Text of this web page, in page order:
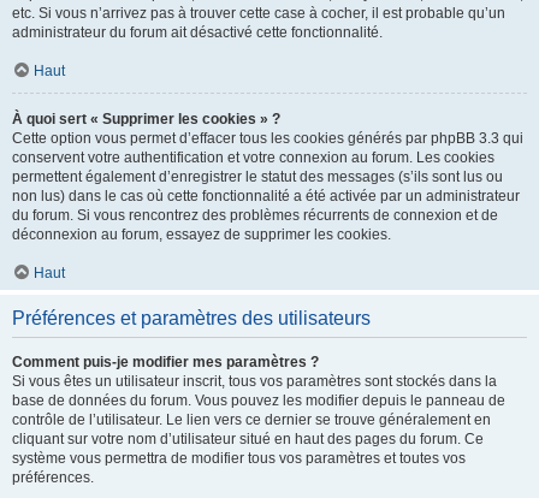
etc. Si vous n’arrivez pas à trouver cette case à cocher, il est probable qu’un
administrateur du forum ait désactivé cette fonctionnalité.
Haut
À quoi sert « Supprimer les cookies » ?
Cette option vous permet d’effacer tous les cookies générés par phpBB 3.3 qui
conservent votre authentification et votre connexion au forum. Les cookies
permettent également d’enregistrer le statut des messages (s’ils sont lus ou
non lus) dans le cas où cette fonctionnalité a été activée par un administrateur
du forum. Si vous rencontrez des problèmes récurrents de connexion et de
déconnexion au forum, essayez de supprimer les cookies.
Haut
Préférences et paramètres des utilisateurs
Comment puis-je modifier mes paramètres ?
Si vous êtes un utilisateur inscrit, tous vos paramètres sont stockés dans la
base de données du forum. Vous pouvez les modifier depuis le panneau de
contrôle de l’utilisateur. Le lien vers ce dernier se trouve généralement en
cliquant sur votre nom d’utilisateur situé en haut des pages du forum. Ce
système vous permettra de modifier tous vos paramètres et toutes vos
préférences.